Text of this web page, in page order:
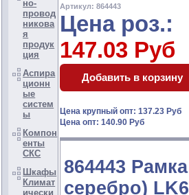
но-
провод
никова
я
продук
ция
Аспира
ционн
ые
систем
ы
Компон
енты
СКС
Шкафы
Климат
ически
Артикул: 864443
Цена роз.:
147.03 Руб
Цена крупный опт: 137.23 Руб
Цена опт: 140.90 Руб
864443
серебро)